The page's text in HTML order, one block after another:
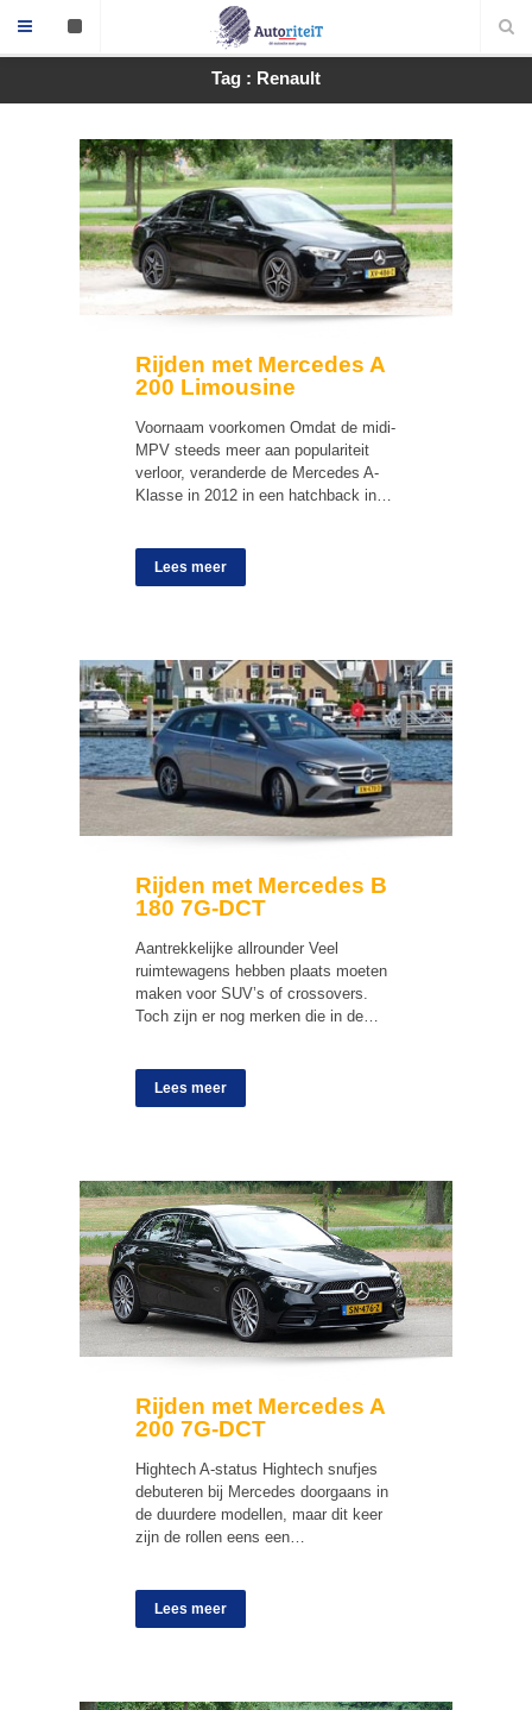
Tag : Renault
Rijden met Mercedes A
200 Limousine
Voornaam voorkomen Omdat de midi-
MPV steeds meer aan populariteit
verloor, veranderde de Mercedes A-
Klasse in 2012 in een hatchback in…
Lees meer
Rijden met Mercedes B
180 7G-DCT
Aantrekkelijke allrounder Veel
ruimtewagens hebben plaats moeten
maken voor SUV’s of crossovers.
Toch zijn er nog merken die in de…
Lees meer
Rijden met Mercedes A
200 7G-DCT
Hightech A-status Hightech snufjes
debuteren bij Mercedes doorgaans in
de duurdere modellen, maar dit keer
zijn de rollen eens een…
Lees meer